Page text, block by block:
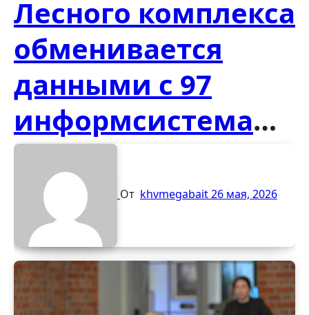
Лесного комплекса
обменивается
данными с 97
информсистемами
От khvmegabait26 мая, 2026